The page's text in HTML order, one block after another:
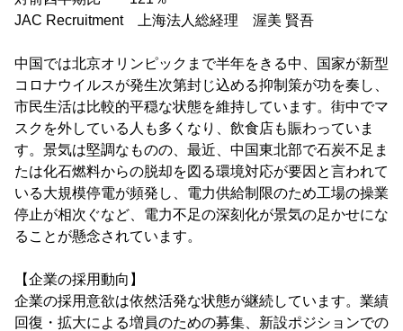
JAC Recruitment 上海法人総経理 渥美 賢吾
中国では北京オリンピックまで半年をきる中、国家が新型
コロナウイルスが発生次第封じ込める抑制策が功を奏し、
市民生活は比較的平穏な状態を維持しています。街中でマ
スクを外している人も多くなり、飲食店も賑わっていま
す。景気は堅調なものの、最近、中国東北部で石炭不足ま
たは化石燃料からの脱却を図る環境対応が要因と言われて
いる大規模停電が頻発し、電力供給制限のため工場の操業
停止が相次ぐなど、電力不足の深刻化が景気の足かせにな
ることが懸念されています。
【企業の採用動向】
企業の採用意欲は依然活発な状態が継続しています。業績
回復・拡大による増員のための募集、新設ポジションでの